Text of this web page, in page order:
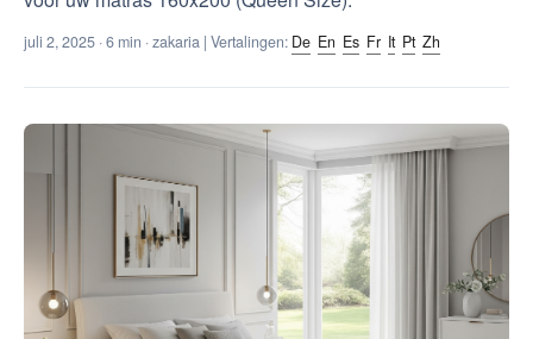
Tools & Simulators
juli 2, 2025 · 6 min · zakaria | Vertalingen: De En Es Fr It Pt Zh